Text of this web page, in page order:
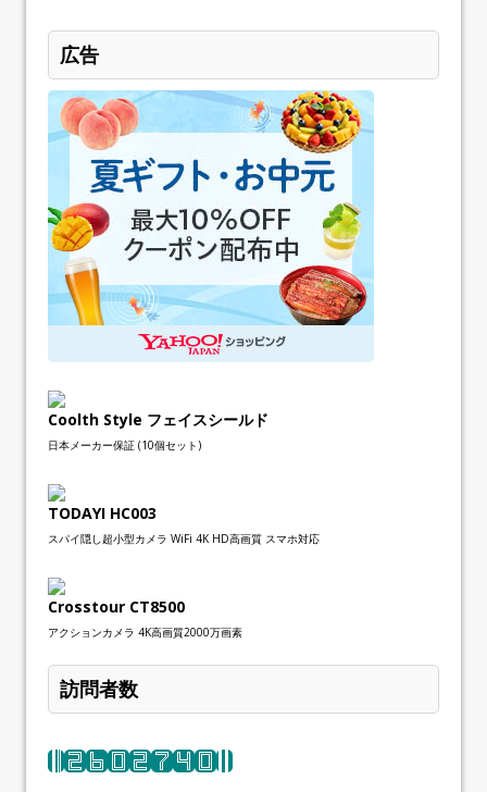
広告
Coolth Style フェイスシールド
日本メーカー保証 (10個セット)
TODAYI HC003
スパイ隠し超小型カメラ WiFi 4K HD高画質 スマホ対応
Crosstour CT8500
アクションカメラ 4K高画質2000万画素
訪問者数